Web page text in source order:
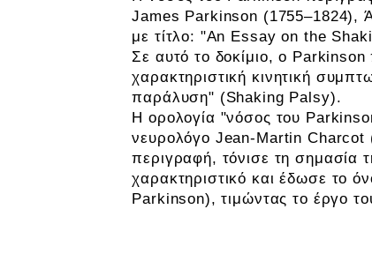
James Parkinson (1755–1824),
με τίτλο: "An Essay on the
Σε αυτό το δοκίμιο, ο
χαρακτηριστική κινητική
παράλυση" (Shaking Palsy).
Η ορολογία "νόσος του
νευρολόγο Jean-Martin Charcot
περιγραφή, τόνισε τη σημασία
χαρακτηριστικό και έδωσε το
Parkinson), τιμώντας το έργο